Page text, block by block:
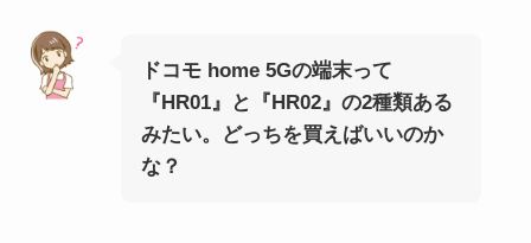
ドコモ home 5Gの端末って
『HR01』と『HR02』の2種類ある
みたい。どっちを買えばいいのか
な？